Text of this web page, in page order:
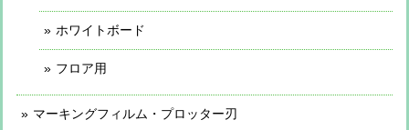
ホワイトボード
フロア用
マーキングフィルム・プロッター刃